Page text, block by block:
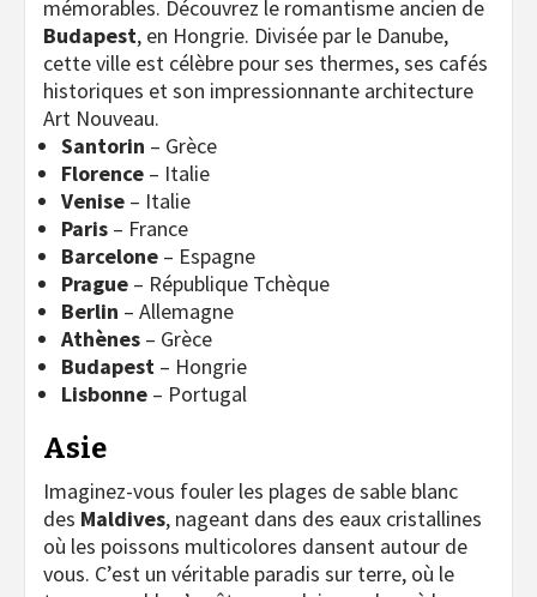
mémorables. Découvrez le romantisme ancien de
Budapest, en Hongrie. Divisée par le Danube,
cette ville est célèbre pour ses thermes, ses cafés
historiques et son impressionnante architecture
Art Nouveau.
Santorin – Grèce
Florence – Italie
Venise – Italie
Paris – France
Barcelone – Espagne
Prague – République Tchèque
Berlin – Allemagne
Athènes – Grèce
Budapest – Hongrie
Lisbonne – Portugal
Asie
Imaginez-vous fouler les plages de sable blanc
des Maldives, nageant dans des eaux cristallines
où les poissons multicolores dansent autour de
vous. C’est un véritable paradis sur terre, où le